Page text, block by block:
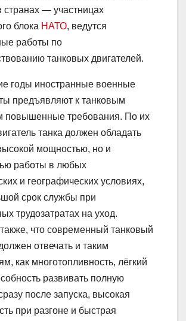
странах — участницах
блока НАТО, ведутся
работы по
танковых двигателей.
годы иностранные военные
предъявляют к танковым
повышенные требования. По их
танка должен обладать
мощностью, но и
работы в любых
и географических условиях,
срок службы при
трудозатратах на уход.
что современный танковый
отвечать и таким
как многотопливность, лёгкий
развивать полную
после запуска, высокая
при разгоне и быстрая